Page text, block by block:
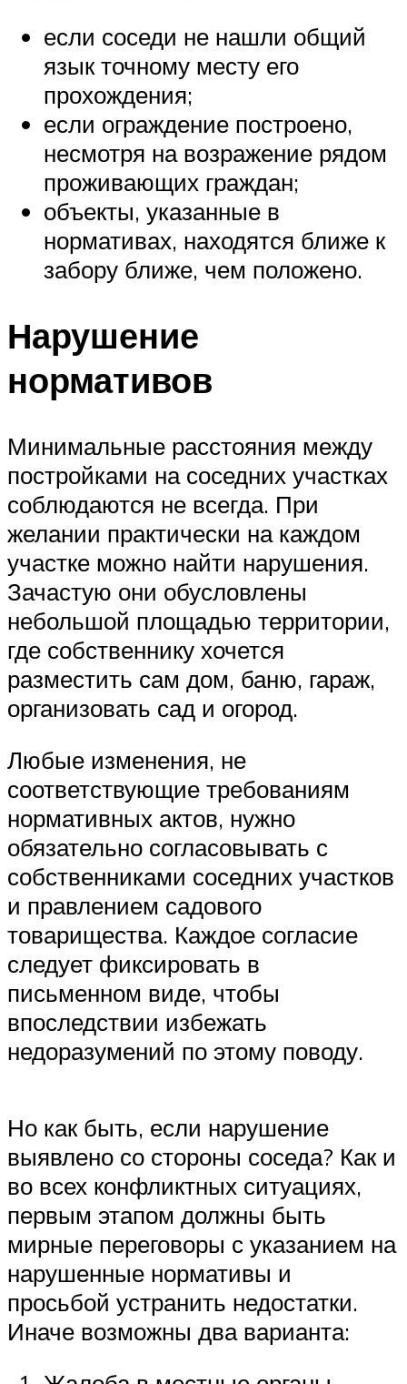
если соседи не нашли общий
язык точному месту его
прохождения;
если ограждение построено,
несмотря на возражение рядом
проживающих граждан;
объекты, указанные в
нормативах, находятся ближе к
забору ближе, чем положено.
Нарушение
нормативов
Минимальные расстояния между
постройками на соседних участках
соблюдаются не всегда. При
желании практически на каждом
участке можно найти нарушения.
Зачастую они обусловлены
небольшой площадью территории,
где собственнику хочется
разместить сам дом, баню, гараж,
организовать сад и огород.
Любые изменения, не
соответствующие требованиям
нормативных актов, нужно
обязательно согласовывать с
собственниками соседних участков
и правлением садового
товарищества. Каждое согласие
следует фиксировать в
письменном виде, чтобы
впоследствии избежать
недоразумений по этому поводу.
Но как быть, если нарушение
выявлено со стороны соседа? Как и
во всех конфликтных ситуациях,
первым этапом должны быть
мирные переговоры с указанием на
нарушенные нормативы и
просьбой устранить недостатки.
Иначе возможны два варианта: